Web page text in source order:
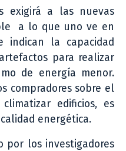
exigirá a las nuevas
a lo que uno ve en
indican la capacidad
para realizar
de energía menor.
compradores sobre el
edificios, es
energética.
por los investigadores